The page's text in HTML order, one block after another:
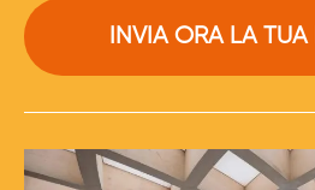
INVIA ORA LA